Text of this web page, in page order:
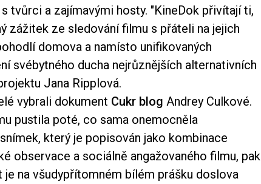
tvůrci a zajímavými hosty. "KineDok přivítají ti,
zážitek ze sledování filmu s přáteli na jejich
domova a namísto unifikovaných
svébytného ducha nejrůznějších alternativních
Jana Ripplová.
vybrali dokument Cukr blog Andrey Culkové.
pustila poté, co sama onemocněla
který je popisován jako kombinace
observace a sociálně angažovaného filmu, pak
je na všudypřítomném bílém prášku doslova